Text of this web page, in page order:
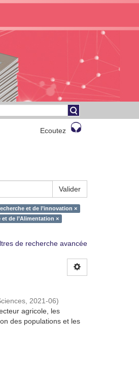
Ecoutez
Valider
et de l’innovation ×
de l’Alimentation ×
de recherche avancée
, 2021-06)
agricole, les
des populations et les